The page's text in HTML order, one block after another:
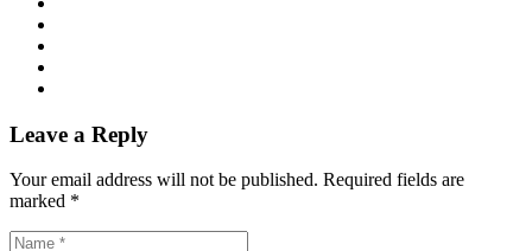
Leave a Reply
Your email address will not be published. Required fields are
marked *